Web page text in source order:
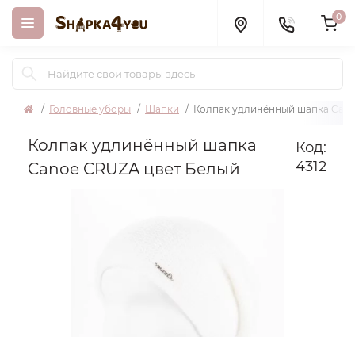
0
Головные уборы Шапки Колпак удлинённый шапка
Колпак удлинённый шапка
Canoe CRUZA цвет Белый
Код:
4312